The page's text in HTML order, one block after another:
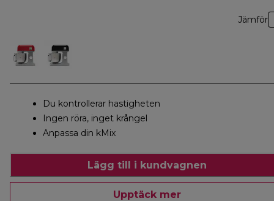
Jämför
Du kontrollerar hastigheten
Ingen röra, inget krångel
Anpassa din kMix
Lägg till i kundvagnen
Upptäck mer